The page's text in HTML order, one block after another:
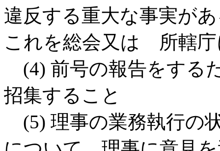
違反する重大な事実が
これを総会又は 所轄庁
(4) 前号の報告をする
招集すること
(5) 理事の業務執行の